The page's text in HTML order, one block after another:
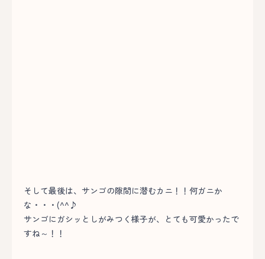
そして最後は、サンゴの隙間に潜むカニ！！何ガニか
な・・・(^^♪
サンゴにガシッとしがみつく様子が、とても可愛かったで
すね～！！